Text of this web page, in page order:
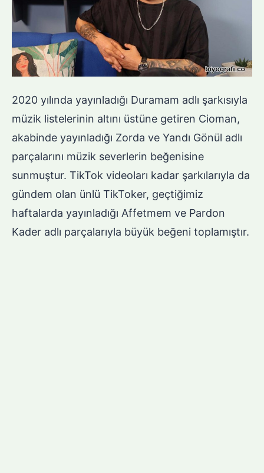
2020 yılında yayınladığı Duramam adlı şarkısıyla
müzik listelerinin altını üstüne getiren Cioman,
akabinde yayınladığı Zorda ve Yandı Gönül adlı
parçalarını müzik severlerin beğenisine
sunmuştur. TikTok videoları kadar şarkılarıyla da
gündem olan ünlü TikToker, geçtiğimiz
haftalarda yayınladığı Affetmem ve Pardon
Kader adlı parçalarıyla büyük beğeni toplamıştır.